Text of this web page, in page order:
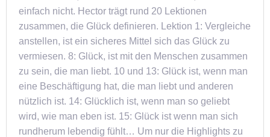
einfach nicht. Hector trägt rund 20 Lektionen
zusammen, die Glück definieren. Lektion 1: Vergleiche
anstellen, ist ein sicheres Mittel sich das Glück zu
vermiesen. 8: Glück, ist mit den Menschen zusammen
zu sein, die man liebt. 10 und 13: Glück ist, wenn man
eine Beschäftigung hat, die man liebt und anderen
nützlich ist. 14: Glücklich ist, wenn man so geliebt
wird, wie man eben ist. 15: Glück ist wenn man sich
rundherum lebendig fühlt… Um nur die Highlights zu